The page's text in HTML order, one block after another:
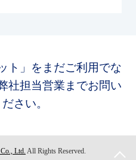
ト」をまだご利用でな
社担当営業までお問い
さい。
Ltd. All Rights Reserved.